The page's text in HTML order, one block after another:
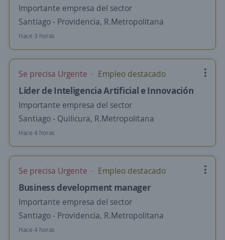
Importante empresa del sector
Santiago - Providencia, R.Metropolitana
Hace 3 horas
Se precisa Urgente Empleo destacado
Líder de Inteligencia Artificial e Innovación
Importante empresa del sector
Santiago - Quilicura, R.Metropolitana
Hace 4 horas
Se precisa Urgente Empleo destacado
Business development manager
Importante empresa del sector
Santiago - Providencia, R.Metropolitana
Hace 4 horas